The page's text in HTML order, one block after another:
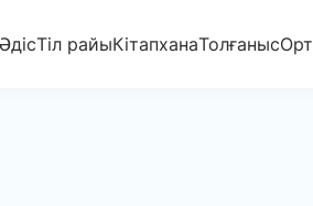
ӘдісТіл райыКітапханаТолғаныс